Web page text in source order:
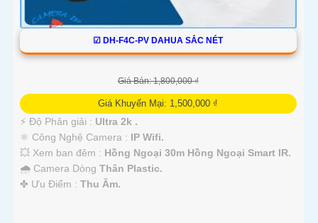
☑ DH-F4C-PV DAHUA SẮC NÉT
Giá Bán: 1,800,000 ₫
Giá Khuyến Mại: 1,500,000 ₫
️⚡ Độ Phân giải : Ultra 2k .
⚛️ Công Nghệ Camera : IP Wifi.
💥 Xem ban đêm : Hồng Ngoại 30m Hồng Ngoại Smart IR.
🌧️ Camera Dòng Thân Plastic.
️✤ Ưu Điểm : Thu Âm.